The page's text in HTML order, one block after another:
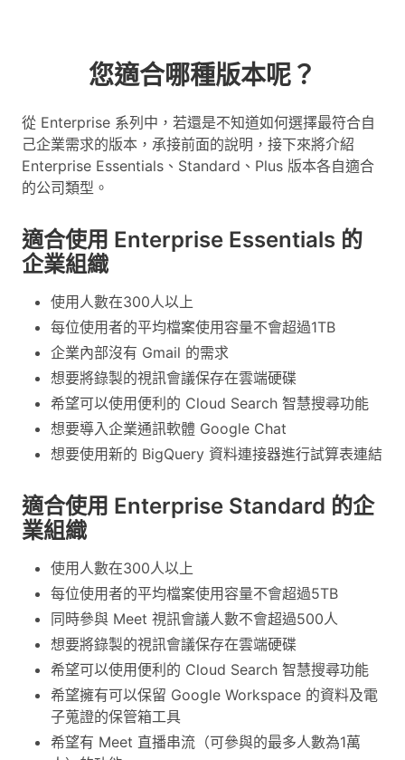
您適合哪種版本呢？
從 Enterprise 系列中，若還是不知道如何選擇最符合自
己企業需求的版本，承接前面的說明，接下來將介紹
Enterprise Essentials、Standard、Plus 版本各自適合
的公司類型。
適合使用 Enterprise Essentials 的
企業組織
使用人數在300人以上
每位使用者的平均檔案使用容量不會超過1TB
企業內部沒有 Gmail 的需求
想要將錄製的視訊會議保存在雲端硬碟
希望可以使用便利的 Cloud Search 智慧搜尋功能
想要導入企業通訊軟體 Google Chat
想要使用新的 BigQuery 資料連接器進行試算表連結
適合使用 Enterprise Standard 的企
業組織
使用人數在300人以上
每位使用者的平均檔案使用容量不會超過5TB
同時參與 Meet 視訊會議人數不會超過500人
想要將錄製的視訊會議保存在雲端硬碟
希望可以使用便利的 Cloud Search 智慧搜尋功能
希望擁有可以保留 Google Workspace 的資料及電
子蒐證的保管箱工具
希望有 Meet 直播串流（可參與的最多人數為1萬